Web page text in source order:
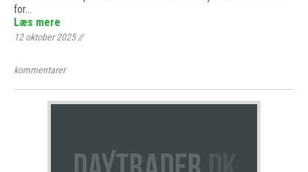
for…
Læs mere
12 oktober 2025//
kommentarer